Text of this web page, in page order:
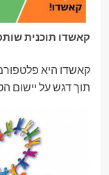
קאשדו תוכנית
קאשדו היא
תוך דגש על יישום